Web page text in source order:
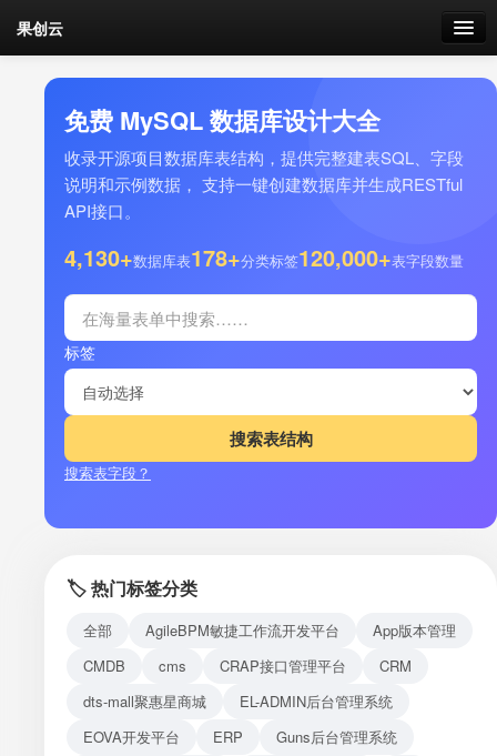
果创云
数据表单
API接口
云存储
剩余接口流量
加流量
接口测试
免费 MySQL 数据库设计大全
收录开源项目数据库表结构，提供完整建表SQL、字段
说明和示例数据， 支持一键创建数据库并生成RESTful
API接口。
4,130+数据库表178+分类标签120,000+表字段数量
标签
搜索表字段？
🏷️ 热门标签分类
全部 AgileBPM敏捷工作流开发平台
App版本管理
CMDB
cms CRAP接口管理平台
CRM
dts-mall聚惠星商城
EL-ADMIN后台管理系统
EOVA开发平台
ERP
Guns后台管理系统